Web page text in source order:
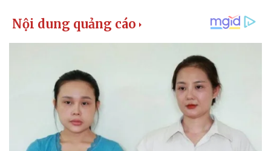
Khởi nghiệp
Chứng khoán
Giá cà phê